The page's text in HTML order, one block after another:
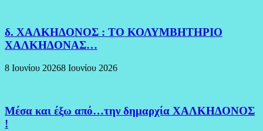
δ. ΧΑΛΚΗΔΟΝΟΣ : ΤΟ ΚΟΛΥΜΒΗΤΗΡΙΟ
ΧΑΛΚΗΔΟΝΑΣ…
8 Ιουνίου 20268 Ιουνίου 2026
Μέσα και έξω από…την δημαρχία ΧΑΛΚΗΔΟΝΟΣ
!